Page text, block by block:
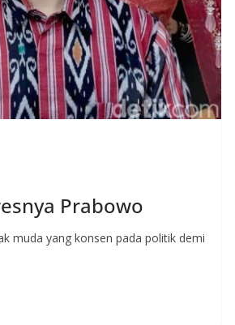
Prabowo
muda yang konsen pada politik demi